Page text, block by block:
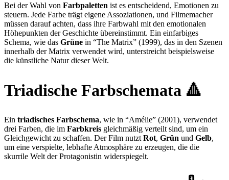
Bei der Wahl von Farbpaletten ist es entscheidend, Emotionen zu
steuern. Jede Farbe trägt eigene Assoziationen, und Filmemacher
müssen darauf achten, dass ihre Farbwahl mit den emotionalen
Höhepunkten der Geschichte übereinstimmt. Ein einfarbiges
Schema, wie das Grüne in “The Matrix” (1999), das in den Szenen
innerhalb der Matrix verwendet wird, unterstreicht beispielsweise
die künstliche Natur dieser Welt.
Triadische Farbschemata 🔺
Ein triadisches Farbschema, wie in “Amélie” (2001), verwendet
drei Farben, die im Farbkreis gleichmäßig verteilt sind, um ein
Gleichgewicht zu schaffen. Der Film nutzt Rot, Grün und Gelb,
um eine verspielte, lebhafte Atmosphäre zu erzeugen, die die
skurrile Welt der Protagonistin widerspiegelt.